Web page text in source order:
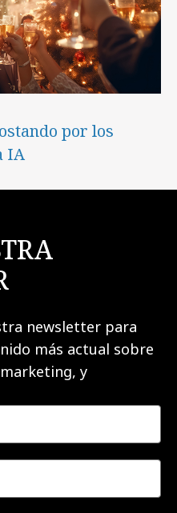
por los
IA
newsletter para
más actual sobre
y